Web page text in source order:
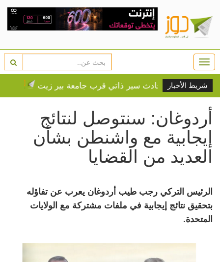
شريط الأخبار
بإصابتها بحادث سير ذاتي قرب جامعة بير زيت بعيدا عن
أردوغان: سنتوصل لنتائج
إيجابية مع واشنطن بشأن
العديد من القضايا
الرئيس التركي رجب طيب أردوغان يعرب عن تفاؤله
بتحقيق نتائج إيجابية في ملفات مشتركة مع الولايات
المتحدة.